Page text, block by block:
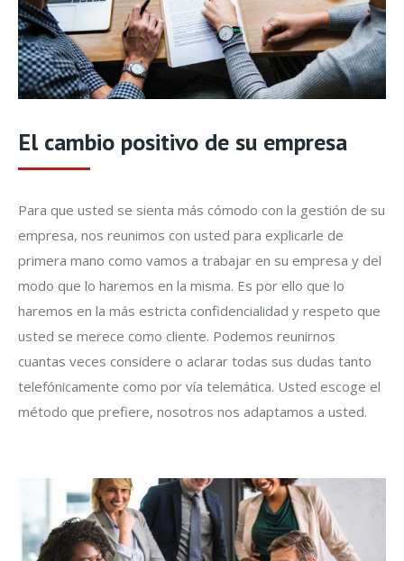
El cambio positivo de su empresa
Para que usted se sienta más cómodo con la gestión de su
empresa, nos reunimos con usted para explicarle de
primera mano como vamos a trabajar en su empresa y del
modo que lo haremos en la misma. Es por ello que lo
haremos en la más estricta confidencialidad y respeto que
usted se merece como cliente. Podemos reunirnos
cuantas veces considere o aclarar todas sus dudas tanto
telefónicamente como por vía telemática. Usted escoge el
método que prefiere, nosotros nos adaptamos a usted.